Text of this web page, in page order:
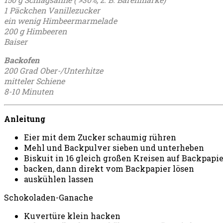
1 Päckchen Vanillezucker
ein wenig Himbeermarmelade
200 g Himbeeren
Baiser
Backofen
200 Grad Ober-/Unterhitze
mitteler Schiene
8-10 Minuten
Anleitung
Eier mit dem Zucker schaumig rühren
Mehl und Backpulver sieben und unterheben
Biskuit in 16 gleich großen Kreisen auf
backen, dann direkt vom Backpapier lösen
auskühlen lassen
Schokoladen-Ganache
Kuvertüre klein hacken